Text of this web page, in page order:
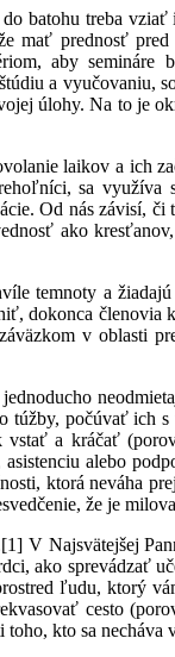
batohu treba
mať prednosť
aby semináre
a vyučovaniu,
úlohy. Na to je
laikov a ich
sa
Od nás závisí,
ako
temnoty a
dokonca členovia
v oblasti
počúvať ich
vstať a kráčať
alebo
ktorá neváha
že je
V Najsvätejšej
ako sprevádzať
ľudu, ktorý
cesto
toho, kto sa necháva